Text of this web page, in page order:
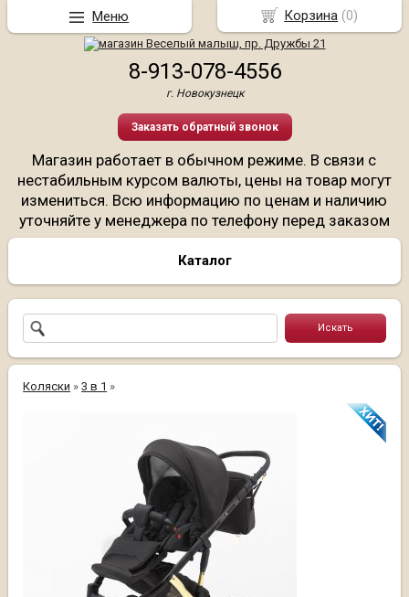
8-913-078-4556
г. Новокузнецк
Заказать обратный звонок
Магазин работает в обычном режиме. В связи с
нестабильным курсом валюты, цены на товар могут
измениться. Всю информацию по ценам и наличию
уточняйте у менеджера по телефону перед заказом
Каталог
Коляски »3 в 1 »
Корзина (0)
Меню